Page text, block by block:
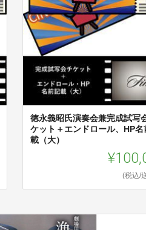
徳永義昭氏演奏会兼完成試写
ケット＋エンドロール、HP名
載（大）
(税込/